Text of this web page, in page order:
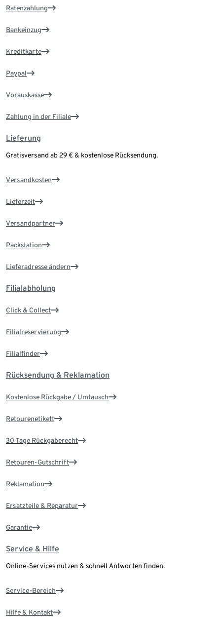
Ratenzahlung
Bankeinzug
Kreditkarte
Paypal
Vorauskasse
Zahlung in der Filiale
Lieferung
Gratisversand ab 29 € & kostenlose Rücksendung.
Versandkosten
Lieferzeit
Versandpartner
Packstation
Lieferadresse ändern
Filialabholung
Click & Collect
Filialreservierung
Filialfinder
Rücksendung & Reklamation
Kostenlose Rückgabe / Umtausch
Retourenetikett
30 Tage Rückgaberecht
Retouren-Gutschrift
Reklamation
Ersatzteile & Reparatur
Garantie
Service & Hilfe
Online-Services nutzen & schnell Antworten finden.
Service-Bereich
Hilfe & Kontakt